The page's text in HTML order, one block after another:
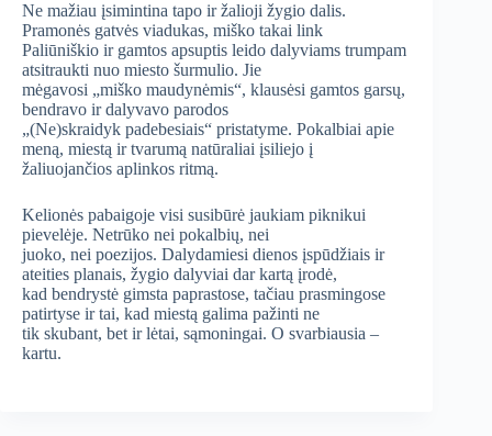
Ne mažiau įsimintina tapo ir žalioji žygio dalis.
Pramonės gatvės viadukas, miško takai link
Paliūniškio ir gamtos apsuptis leido dalyviams trumpam
atsitraukti nuo miesto šurmulio. Jie
mėgavosi „miško maudynėmis“, klausėsi gamtos garsų,
bendravo ir dalyvavo parodos
„(Ne)skraidyk padebesiais“ pristatyme. Pokalbiai apie
meną, miestą ir tvarumą natūraliai įsiliejo į
žaliuojančios aplinkos ritmą.
Kelionės pabaigoje visi susibūrė jaukiam piknikui
pievelėje. Netrūko nei pokalbių, nei
juoko, nei poezijos. Dalydamiesi dienos įspūdžiais ir
ateities planais, žygio dalyviai dar kartą įrodė,
kad bendrystė gimsta paprastose, tačiau prasmingose
patirtyse ir tai, kad miestą galima pažinti ne
tik skubant, bet ir lėtai, sąmoningai. O svarbiausia –
kartu.